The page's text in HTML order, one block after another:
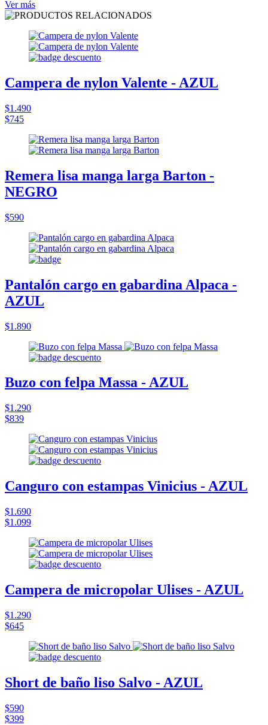
Ver más
Campera de nylon Valente - AZUL
$1.490
$745
Remera lisa manga larga Barton -
NEGRO
$590
Pantalón cargo en gabardina Alpaca -
AZUL
$1.890
Buzo con felpa Massa - AZUL
$1.290
$839
Canguro con estampas Vinicius - AZUL
$1.690
$1.099
Campera de micropolar Ulises - AZUL
$1.290
$645
Short de baño liso Salvo - AZUL
$590
$399